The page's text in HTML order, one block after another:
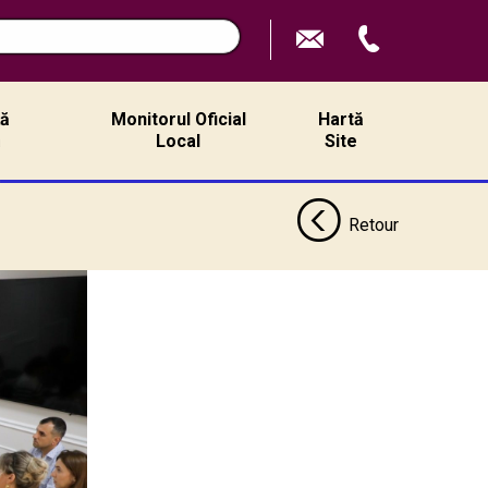
Monitorul Oficial
Local
Hartă
Site
Retour